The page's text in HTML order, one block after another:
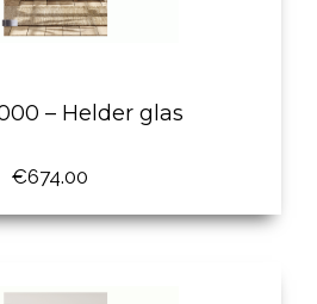
– Helder glas
€674.00